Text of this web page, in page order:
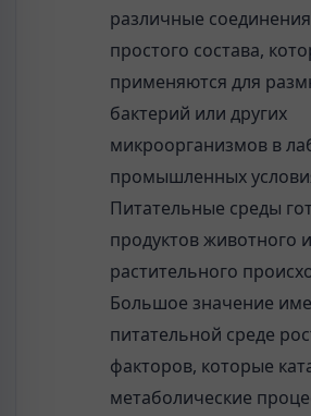
различные
простого состава,
применяются для
бактерий или других
микроорганизмов в
промышленных
Питательные среды
продуктов животного
растительного
Большое значение
питательной среде
факторов, которые
метаболические